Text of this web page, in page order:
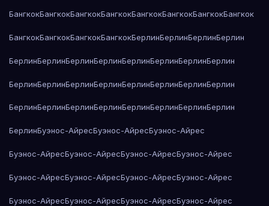
БангкокБангкокБангкокБангкокБангкокБангкокБангкокБангкок
БангкокБангкокБангкокБангкокБерлинБерлинБерлинБерлин
БерлинБерлинБерлинБерлинБерлинБерлинБерлинБерлин
БерлинБерлинБерлинБерлинБерлинБерлинБерлинБерлин
БерлинБерлинБерлинБерлинБерлинБерлинБерлинБерлин
БерлинБуэнос-АйресБуэнос-АйресБуэнос-Айрес
Буэнос-АйресБуэнос-АйресБуэнос-АйресБуэнос-Айрес
Буэнос-АйресБуэнос-АйресБуэнос-АйресБуэнос-Айрес
Буэнос-АйресБуэнос-АйресБуэнос-АйресБуэнос-Айрес